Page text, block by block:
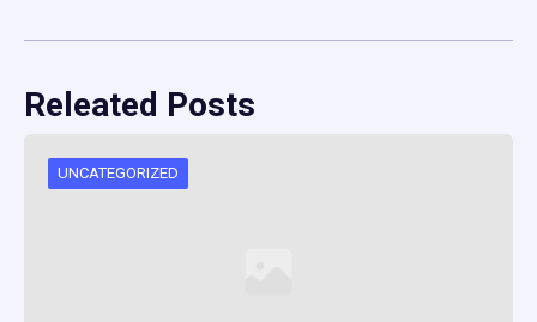
Releated Posts
UNCATEGORIZED